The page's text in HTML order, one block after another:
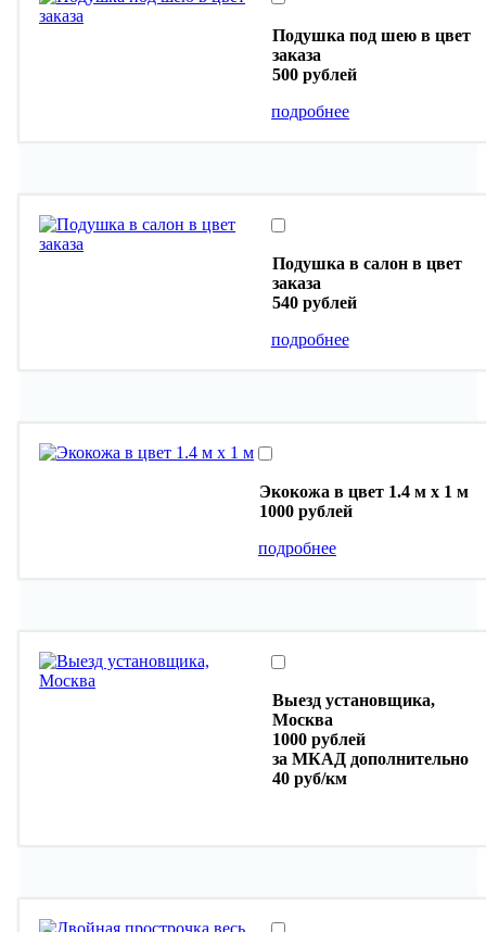
Подушка под шею в цвет
заказа
500 рублей
подробнее
Подушка в салон в цвет
заказа
540 рублей
подробнее
Экокожа в цвет 1.4 м х 1 м
1000 рублей
подробнее
Выезд установщика,
Москва
1000 рублей
за МКАД дополнительно
40 руб/км